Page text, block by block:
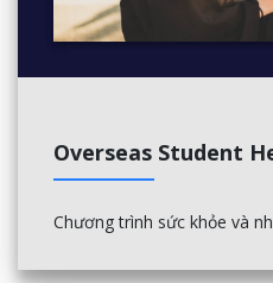
Overseas Student
Chương trình sức khỏe và